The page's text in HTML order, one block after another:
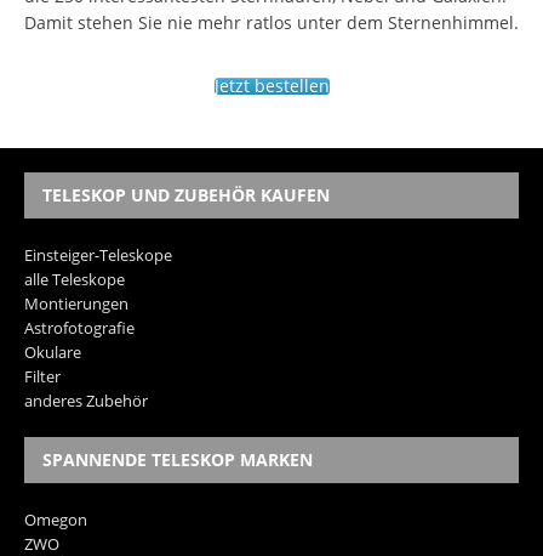
Damit stehen Sie nie mehr ratlos unter dem Sternenhimmel.
Jetzt bestellen
TELESKOP UND ZUBEHÖR KAUFEN
Einsteiger-Teleskope
alle Teleskope
Montierungen
Astrofotografie
Okulare
Filter
anderes Zubehör
SPANNENDE TELESKOP MARKEN
Omegon
ZWO